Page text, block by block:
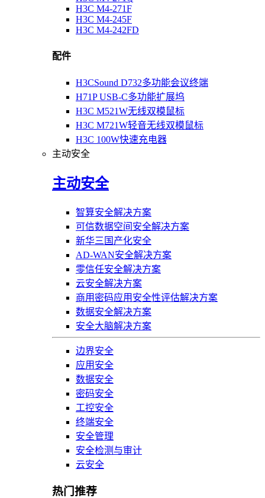
H3C M4-271F
H3C M4-245F
H3C M4-242FD
配件
H3CSound D732多功能会议终端
H71P USB-C多功能扩展坞
H3C M521W无线双模鼠标
H3C M721W轻音无线双模鼠标
H3C 100W快速充电器
主动安全
主动安全
智算安全解决方案
可信数据空间安全解决方案
新华三国产化安全
AD-WAN安全解决方案
零信任安全解决方案
云安全解决方案
商用密码应用安全性评估解决方案
数据安全解决方案
安全大脑解决方案
边界安全
应用安全
数据安全
密码安全
工控安全
终端安全
安全管理
安全检测与审计
云安全
热门推荐